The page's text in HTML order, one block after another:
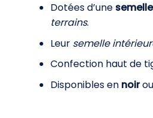
Dotées d’une
terrains.
Leur semelle
Confection haut de
Disponibles en noir